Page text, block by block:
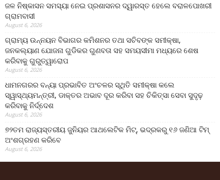
ଜଳ ନିଷ୍କାସନ ସମସ୍ୟା ନେଇ ପ୍ରଶାସନର ଦ୍ୱାରସ୍ତ ହେଲେ ବରାଳପୋଖରୀ
ଗ୍ରାମବାସୀ
August 6, 2026
ଗ୍ରାମ୍ୟ ଉନ୍ନୟନ ବିଭାଗର କମିଶନର ତଥା ସଚିବଙ୍କ ସମୀକ୍ଷା,
ଜନକଲ୍ୟାଣ ଯୋଜନା ଗୁଡିକର ଗୁଣବତା ସହ ସମୟସୀମା ମଧ୍ୟରେ ଶେଷ
କରିବାକୁ ଗୁରୁତ୍ୱାରୋପ
August 6, 2026
ଧାମନଗରର ବନ୍ୟା ପ୍ରଭାବିତ ଅଂଚଳର ସ୍ଥିତି ସମୀକ୍ଷା କଲେ
ସ୍ୱାସ୍ଥ୍ୟମନ୍ତ୍ରୀ, ଡାକ୍ତର ଅଭାବ ଦୂର କରିବା ସହ ଚିକିତ୍ସା ସେବା ସୁଦୃଢ଼
କରିବାକୁ ନିର୍ଦ୍ଦେଶ
August 6, 2026
୭୨ତମ ରାଜ୍ୟସ୍ତରୀୟ ଜୁନିୟର ଆଥଲେଟିକ ମିଟ୍‌, ଭଦ୍ରକରୁ ୧୬ ଜଣିଆ ଟିମ୍
ଅଂଶଗ୍ରହଣ କରିବେ
August 6, 2026